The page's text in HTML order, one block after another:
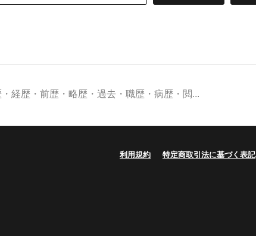
経歴・前歴・略歴・過去・職歴・病歴・閲...
利用規約 特定商取引法に基づく表記